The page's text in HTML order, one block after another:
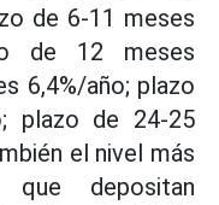
de 6-11 meses
de 12 meses
6,4%/año; plazo
plazo de 24-25
el nivel más
depositan